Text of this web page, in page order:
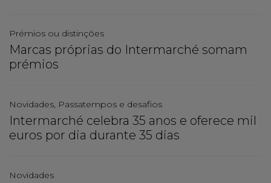
Prémios ou distinções
Marcas próprias do Intermarché somam
prémios
Novidades, Passatempos e desafios
Intermarché celebra 35 anos e oferece mil
euros por dia durante 35 dias
Novidades